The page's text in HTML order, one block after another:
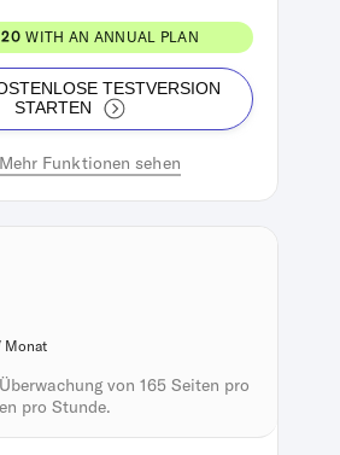
WITH AN ANNUAL PLAN
TESTVERSION
STARTEN
Mehr Funktionen sehen
Monat
von 165 Seiten pro
pro Stunde.